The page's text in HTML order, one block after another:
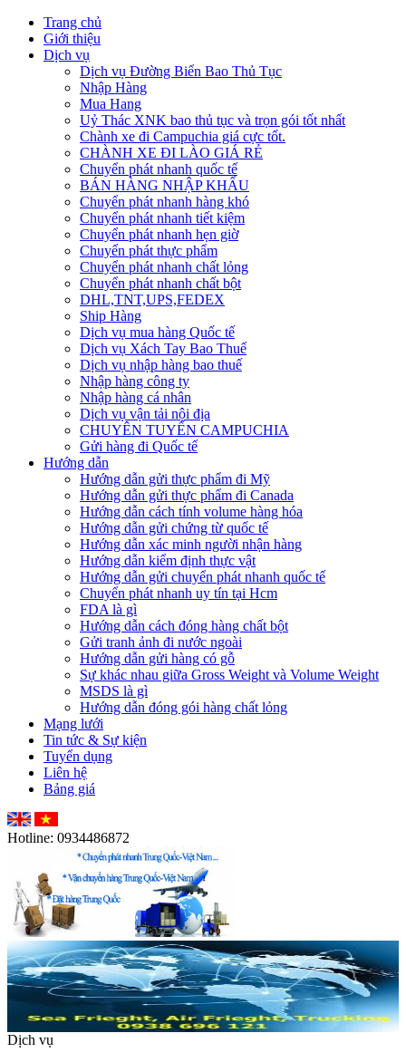
Trang chủ
Giới thiệu
Dịch vụ
Dịch vụ Đường Biển Bao Thủ Tục
Nhập Hàng
Mua Hang
Uỷ Thác XNK bao thủ tục và trọn gói tốt nhất
Chành xe đi Campuchia giá cực tốt.
CHÀNH XE ĐI LÀO GIÁ RẺ
Chuyển phát nhanh quốc tế
BÁN HÀNG NHẬP KHẨU
Chuyển phát nhanh hàng khó
Chuyển phát nhanh tiết kiệm
Chuyển phát nhanh hẹn giờ
Chuyển phát thực phẩm
Chuyển phát nhanh chất lỏng
Chuyển phát nhanh chất bột
DHL,TNT,UPS,FEDEX
Ship Hàng
Dịch vụ mua hàng Quốc tế
Dịch vụ Xách Tay Bao Thuế
Dịch vụ nhập hàng bao thuế
Nhập hàng công ty
Nhập hàng cá nhân
Dịch vụ vận tải nội địa
CHUYÊN TUYẾN CAMPUCHIA
Gửi hàng đi Quốc tế
Hướng dẫn
Hướng dẫn gửi thực phẩm đi Mỹ
Hướng dẫn gửi thực phẩm đi Canada
Hướng dẫn cách tính volume hàng hóa
Hướng dẫn gửi chứng từ quốc tế
Hướng dẫn xác minh người nhận hàng
Hướng dẫn kiểm định thực vật
Hướng dẫn gửi chuyển phát nhanh quốc tế
Chuyển phát nhanh uy tín tại Hcm
FDA là gì
Hướng dẫn cách đóng hàng chất bột
Gửi tranh ảnh đi nước ngoài
Hướng dẫn gửi hàng có gỗ
Sự khác nhau giữa Gross Weight và Volume Weight
MSDS là gì
Hướng dẫn đóng gói hàng chất lỏng
Mạng lưới
Tin tức & Sự kiện
Tuyển dụng
Liên hệ
Bảng giá
Hotline: 0934486872
Dịch vụ